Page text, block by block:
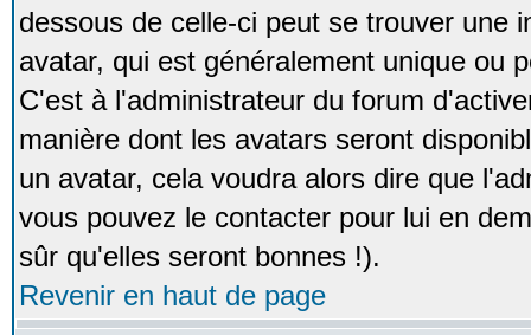
dessous de celle-ci peut se trouver une
avatar, qui est généralement unique ou
C'est à l'administrateur du forum
manière dont les avatars seront
un avatar, cela voudra alors dire que
vous pouvez le contacter pour lui en
sûr qu'elles seront bonnes !).
Revenir en haut de page